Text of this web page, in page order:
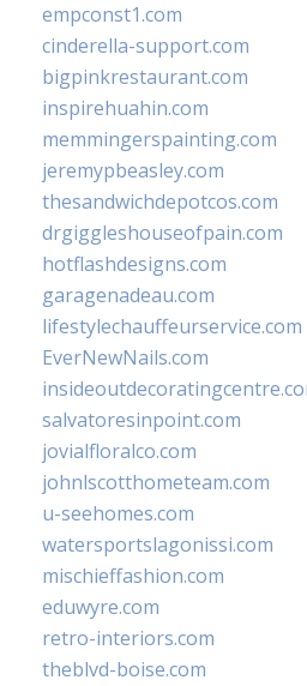
empconst1.com
cinderella-support.com
bigpinkrestaurant.com
inspirehuahin.com
memmingerspainting.com
jeremypbeasley.com
thesandwichdepotcos.com
drgiggleshouseofpain.com
hotflashdesigns.com
garagenadeau.com
lifestylechauffeurservice.com
EverNewNails.com
salvatoresinpoint.com
jovialfloralco.com
johnlscotthometeam.com
u-seehomes.com
watersportslagonissi.com
mischieffashion.com
eduwyre.com
retro-interiors.com
theblvd-boise.com